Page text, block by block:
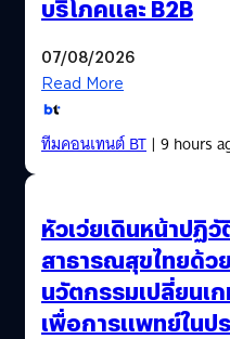
บริโภคและ B2B
07/08/2026
Read More
ทีมคอนเทนต์ BT| 9 hours
หัวเว่ยเดินหน้าปฏิ
สาธารณสุขไทยด้ว
นวัตกรรมเปลี่ยนเก
เพื่อการแพทย์ในปร